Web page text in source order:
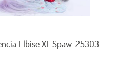
Elbise XL Spaw-25303